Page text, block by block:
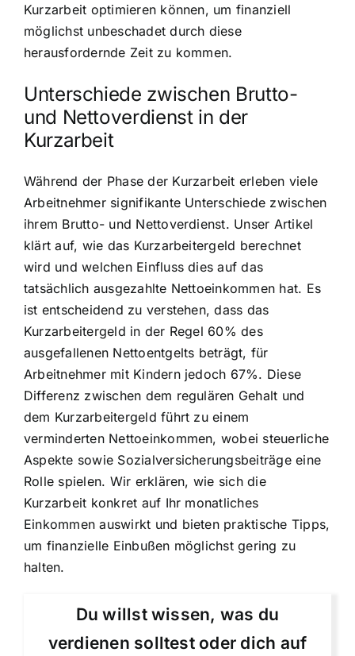
Kurzarbeit optimieren können, um finanziell
möglichst unbeschadet durch diese
herausfordernde Zeit zu kommen.
Unterschiede zwischen Brutto-
und Nettoverdienst in der
Kurzarbeit
Während der Phase der Kurzarbeit erleben viele
Arbeitnehmer signifikante Unterschiede zwischen
ihrem Brutto- und Nettoverdienst. Unser Artikel
klärt auf, wie das Kurzarbeitergeld berechnet
wird und welchen Einfluss dies auf das
tatsächlich ausgezahlte Nettoeinkommen hat. Es
ist entscheidend zu verstehen, dass das
Kurzarbeitergeld in der Regel 60% des
ausgefallenen Nettoentgelts beträgt, für
Arbeitnehmer mit Kindern jedoch 67%. Diese
Differenz zwischen dem regulären Gehalt und
dem Kurzarbeitergeld führt zu einem
verminderten Nettoeinkommen, wobei steuerliche
Aspekte sowie Sozialversicherungsbeiträge eine
Rolle spielen. Wir erklären, wie sich die
Kurzarbeit konkret auf Ihr monatliches
Einkommen auswirkt und bieten praktische Tipps,
um finanzielle Einbußen möglichst gering zu
halten.
Du willst wissen, was du
verdienen solltest oder dich auf